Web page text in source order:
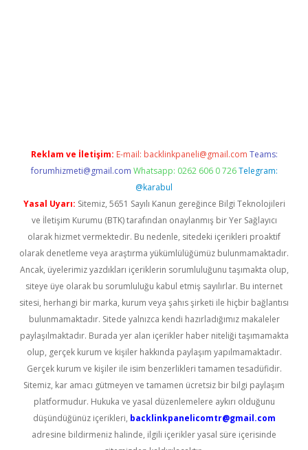
Reklam ve İletişim: E-mail: backlinkpaneli@gmail.com Teams:
forumhizmeti@gmail.com Whatsapp: 0262 606 0 726 Telegram:
@karabul
Yasal Uyarı: Sitemiz, 5651 Sayılı Kanun gereğince Bilgi Teknolojileri
ve İletişim Kurumu (BTK) tarafından onaylanmış bir Yer Sağlayıcı
olarak hizmet vermektedir. Bu nedenle, sitedeki içerikleri proaktif
olarak denetleme veya araştırma yükümlülüğümüz bulunmamaktadır.
Ancak, üyelerimiz yazdıkları içeriklerin sorumluluğunu taşımakta olup,
siteye üye olarak bu sorumluluğu kabul etmiş sayılırlar. Bu internet
sitesi, herhangi bir marka, kurum veya şahıs şirketi ile hiçbir bağlantısı
bulunmamaktadır. Sitede yalnızca kendi hazırladığımız makaleler
paylaşılmaktadır. Burada yer alan içerikler haber niteliği taşımamakta
olup, gerçek kurum ve kişiler hakkında paylaşım yapılmamaktadır.
Gerçek kurum ve kişiler ile isim benzerlikleri tamamen tesadüfidir.
Sitemiz, kar amacı gütmeyen ve tamamen ücretsiz bir bilgi paylaşım
platformudur. Hukuka ve yasal düzenlemelere aykırı olduğunu
düşündüğünüz içerikleri, backlinkpanelicomtr@gmail.com
adresine bildirmeniz halinde, ilgili içerikler yasal süre içerisinde